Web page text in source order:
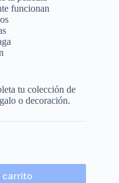
funcionan
tu colección de
o decoración.
carrito